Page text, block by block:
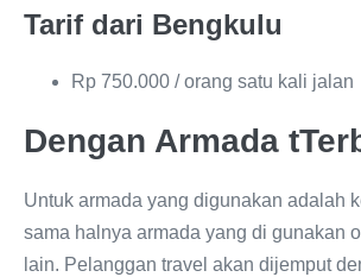
Tarif dari Bengkulu
Rp 750.000 / orang satu kali jalan
Dengan Armada
Untuk armada yang digunakan adalah
sama halnya armada yang di gunakan
lain. Pelanggan travel akan dijemput